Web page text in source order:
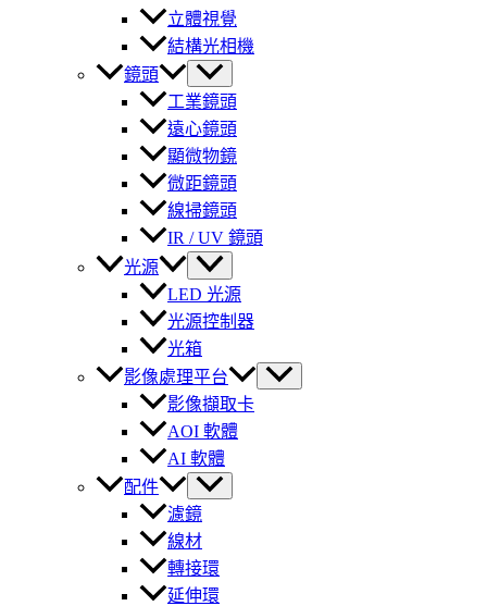
立體視覺
結構光相機
鏡頭
工業鏡頭
遠心鏡頭
顯微物鏡
微距鏡頭
線掃鏡頭
IR / UV 鏡頭
光源
LED 光源
光源控制器
光箱
影像處理平台
影像擷取卡
AOI 軟體
AI 軟體
配件
濾鏡
線材
轉接環
延伸環